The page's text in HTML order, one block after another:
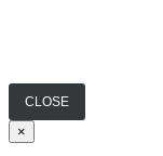
CLOSE
×